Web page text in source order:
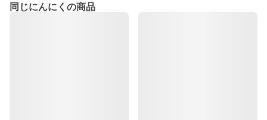
同じにんにくの商品